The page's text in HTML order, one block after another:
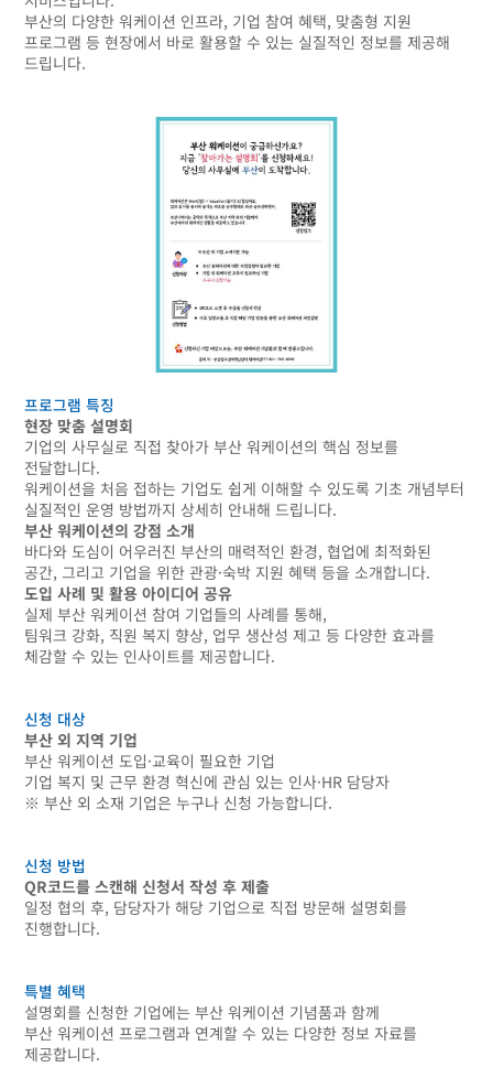
부산의 다양한 워케이션 인프라, 기업 참여 혜택, 맞춤형 지원
프로그램 등 현장에서 바로 활용할 수 있는 실질적인 정보를 제공해
드립니다.
프로그램 특징
현장 맞춤 설명회
기업의 사무실로 직접 찾아가 부산 워케이션의 핵심 정보를
전달합니다.
워케이션을 처음 접하는 기업도 쉽게 이해할 수 있도록 기초 개념부터
실질적인 운영 방법까지 상세히 안내해 드립니다.
부산 워케이션의 강점 소개
바다와 도심이 어우러진 부산의 매력적인 환경, 협업에 최적화된
공간, 그리고 기업을 위한 관광·숙박 지원 혜택 등을 소개합니다.
도입 사례 및 활용 아이디어 공유
실제 부산 워케이션 참여 기업들의 사례를 통해,
팀워크 강화, 직원 복지 향상, 업무 생산성 제고 등 다양한 효과를
체감할 수 있는 인사이트를 제공합니다.
신청 대상
부산 외 지역 기업
부산 워케이션 도입·교육이 필요한 기업
기업 복지 및 근무 환경 혁신에 관심 있는 인사·HR 담당자
※ 부산 외 소재 기업은 누구나 신청 가능합니다.
신청 방법
QR코드를 스캔해 신청서 작성 후 제출
일정 협의 후, 담당자가 해당 기업으로 직접 방문해 설명회를
진행합니다.
특별 혜택
설명회를 신청한 기업에는 부산 워케이션 기념품과 함께
부산 워케이션 프로그램과 연계할 수 있는 다양한 정보 자료를
제공합니다.